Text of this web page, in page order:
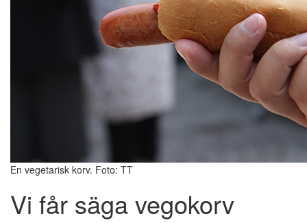
En vegetarisk korv. Foto: TT
Vi får säga vegokorv